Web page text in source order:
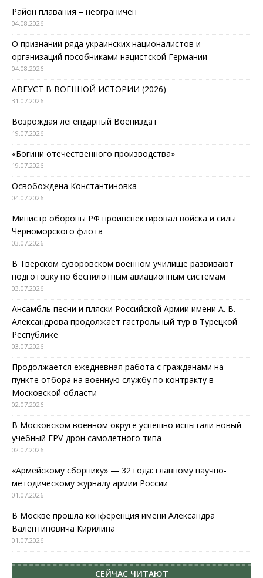
Район плавания – неограничен
04.08.2026
О признании ряда украинских националистов и
организаций пособниками нацистской Германии
04.08.2026
АВГУСТ В ВОЕННОЙ ИСТОРИИ (2026)
31.07.2026
Возрождая легендарный Воениздат
19.07.2026
«Богини отечественного производства»
19.07.2026
Освобождена Константиновка
04.07.2026
Министр обороны РФ проинспектировал войска и силы
Черноморского флота
03.07.2026
В Тверском суворовском военном училище развивают
подготовку по беспилотным авиационным системам
03.07.2026
Ансамбль песни и пляски Российской Армии имени А. В.
Александрова продолжает гастрольный тур в Турецкой
Республике
03.07.2026
Продолжается ежедневная работа с гражданами на
пункте отбора на военную службу по контракту в
Московской области
02.07.2026
В Московском военном округе успешно испытали новый
учебный FPV-дрон самолетного типа
02.07.2026
«Армейскому сборнику» — 32 года: главному научно-
методическому журналу армии России
01.07.2026
В Москве прошла конференция имени Александра
Валентиновича Кирилина
01.07.2026
СЕЙЧАС ЧИТАЮТ